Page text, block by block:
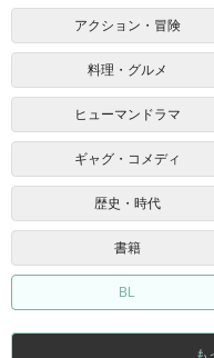
アクション・冒険
料理・グルメ
ヒューマンドラマ
ギャグ・コメディ
歴史・時代
書籍
BL